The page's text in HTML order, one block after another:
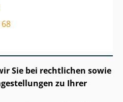
Sie bei rechtlichen sowie
zu Ihrer